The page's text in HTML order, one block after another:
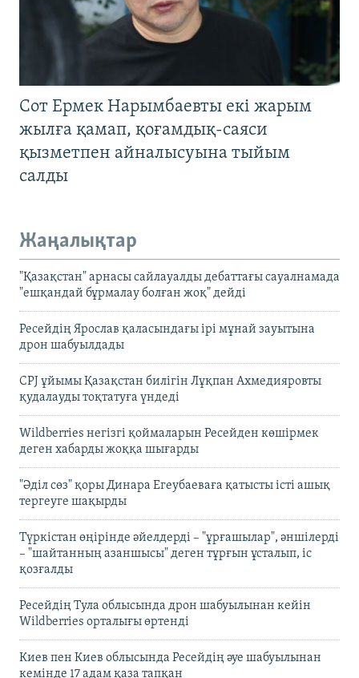
Сот Ермек Нарымбаевты екі жарым
жылға қамап, қоғамдық-саяси
қызметпен айналысуына тыйым
салды
Жаңалықтар
"Қазақстан" арнасы сайлауалды дебаттағы сауалнамада
"ешқандай бұрмалау болған жоқ" дейді
Ресейдің Ярослав қаласындағы ірі мұнай зауытына
дрон шабуылдады
CPJ ұйымы Қазақстан билігін Лұқпан Ахмедияровты
қудалауды тоқтатуға үндеді
Wildberries негізгі қоймаларын Ресейден көшірмек
деген хабарды жоққа шығарды
"Әділ сөз" қоры Динара Егеубаеваға қатысты істі ашық
тергеуге шақырды
Түркістан өңірінде әйелдерді – "ұрғашылар", әншілерді
– "шайтанның азаншысы" деген тұрғын ұсталып, іс
қозғалды
Ресейдің Тула облысында дрон шабуылынан кейін
Wildberries орталығы өртенді
Киев пен Киев облысында Ресейдің әуе шабуылынан
кемінде 17 адам қаза тапқан